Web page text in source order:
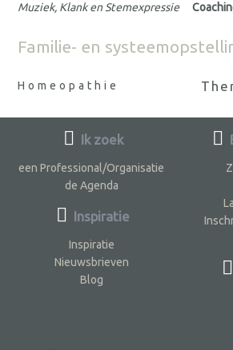
Muziek, Klank en Stemexpressie
Familie- en
Homeopathie
Ik zoek
een Professional/Organisatie
de Agenda
Inspiratie
Inspiratie
Nieuwsbrieven
Blog